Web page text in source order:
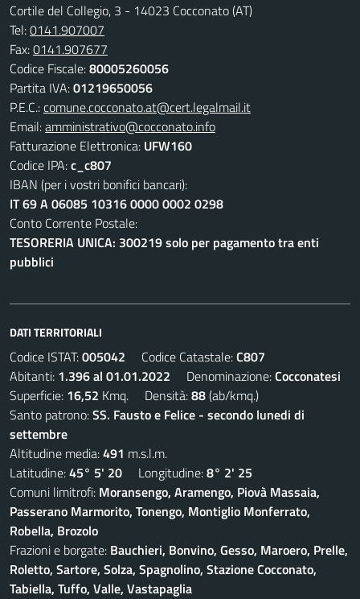
Cortile del Collegio, 3 - 14023 Cocconato (AT)
Tel:0141.907007
Fax:0141.907677
Codice Fiscale:80005260056
Partita IVA:01219650056
P.E.C.:comune.cocconato.at@cert.legalmail.it
Email:amministrativo@cocconato.info
Fatturazione Elettronica: UFW160
Codice IPA:c_c807
IBAN (per i vostri bonifici bancari):
IT 69 A 06085 10316 0000 0002 0298
Conto Corrente Postale:
TESORERIA UNICA: 300219 solo per pagamento tra enti
pubblici
DATI TERRITORIALI
Codice ISTAT:005042 Codice Catastale:C807
Abitanti: 1.396 al 01.01.2022 Denominazione:Cocconatesi
Superficie: 16,52 Kmq. Densità:88(ab/kmq.)
Santo patrono:SS. Fausto e Felice - secondo lunedi di
settembre
Altitudine media:491 m.s.l.m.
Latitudine:45° 5' 20 Longitudine:8° 2' 25
Comuni limitrofi: Moransengo, Aramengo, Piovà Massaia,
Passerano Marmorito, Tonengo, Montiglio Monferrato,
Robella, Brozolo
Frazioni e borgate: Bauchieri, Bonvino, Gesso, Maroero, Prelle,
Roletto, Sartore, Solza, Spagnolino, Stazione Cocconato,
Tabiella, Tuffo, Valle, Vastapaglia